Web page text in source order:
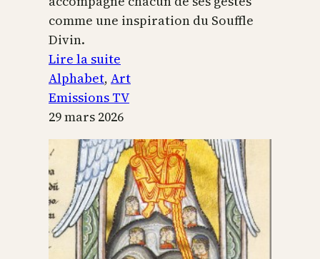
comme une inspiration du Souffle
Divin.
Lire la suite
L’alphabet
sacré
Alphabet, Art
Emissions TV
29 mars 2026